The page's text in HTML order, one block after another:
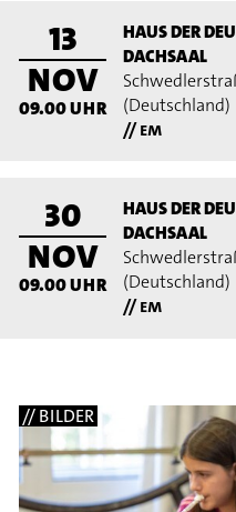
13
NOV
09.00UHR
HAUS DER
DACHSAAL
(Deutschland)
// em
30
NOV
09.00UHR
HAUS DER
DACHSAAL
(Deutschland)
// em
// BILDER